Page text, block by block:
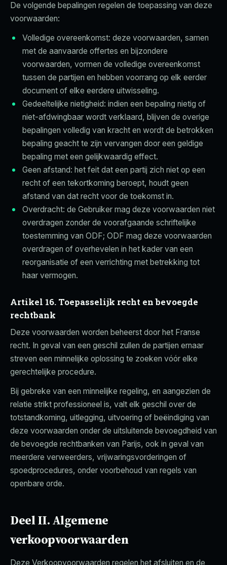
De volgende bepalingen regelen de toepassing van deze
voorwaarden:
Volledige overeenkomst: deze voorwaarden, samen
met de aanvaarde offertes en bijzondere
voorwaarden, vormen de volledige overeenkomst
tussen de partijen en hebben voorrang op elk eerder
document of elke eerdere uitwisseling.
Gedeeltelijke nietigheid: indien een bepaling nietig of
niet-afdwingbaar wordt verklaard, blijven de overige
bepalingen volledig van kracht en wordt de betrokken
bepaling geacht te zijn vervangen door een geldige
bepaling met een gelijkwaardig effect.
Geen afstand: het feit dat een partij zich niet op een
recht of een tekortkoming beroept, houdt geen
afstand van dat recht voor de toekomst in.
Overdracht: de Gebruiker mag deze voorwaarden niet
overdragen zonder de voorafgaande schriftelijke
toestemming van ODF; ODF mag deze voorwaarden
overdragen of overhevelen in het kader van een
reorganisatie of een verrichting met betrekking tot
haar vermogen.
Artikel 16. Toepasselijk recht en bevoegde
rechtbank
Deze voorwaarden worden beheerst door het Franse
recht. In geval van een geschil zullen de partijen ernaar
streven een minnelijke oplossing te zoeken vóór elke
gerechtelijke procedure.
Bij gebreke van een minnelijke regeling, en aangezien de
relatie strikt professioneel is, valt elk geschil over de
totstandkoming, uitlegging, uitvoering of beëindiging van
deze voorwaarden onder de uitsluitende bevoegdheid van
de bevoegde rechtbanken van Parijs, ook in geval van
meerdere verweerders, vrijwaringsvorderingen of
spoedprocedures, onder voorbehoud van regels van
openbare orde.
Deel II. Algemene
verkoopvoorwaarden
Deze Verkoopvoorwaarden regelen het afsluiten en de